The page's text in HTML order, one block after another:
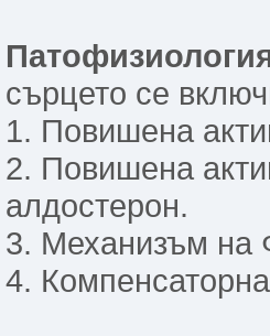
сърцето се
1. Повишена
2. Повишена
алдостерон.
3. Механизъм на
4.